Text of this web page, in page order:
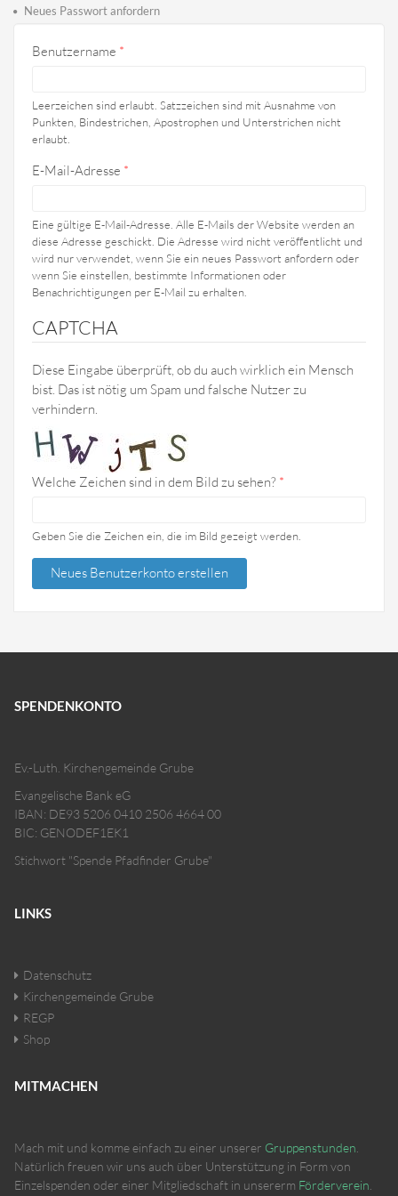
Neues Passwort anfordern
Benutzername *
Leerzeichen sind erlaubt. Satzzeichen sind mit Ausnahme von
Punkten, Bindestrichen, Apostrophen und Unterstrichen nicht
erlaubt.
E-Mail-Adresse *
Eine gültige E-Mail-Adresse. Alle E-Mails der Website werden an
diese Adresse geschickt. Die Adresse wird nicht veröffentlicht und
wird nur verwendet, wenn Sie ein neues Passwort anfordern oder
wenn Sie einstellen, bestimmte Informationen oder
Benachrichtigungen per E-Mail zu erhalten.
CAPTCHA
Diese Eingabe überprüft, ob du auch wirklich ein Mensch
bist. Das ist nötig um Spam und falsche Nutzer zu
verhindern.
Welche Zeichen sind in dem Bild zu sehen? *
Geben Sie die Zeichen ein, die im Bild gezeigt werden.
SPENDENKONTO
Ev.-Luth. Kirchengemeinde Grube
Evangelische Bank eG
IBAN: DE93 5206 0410 2506 4664 00
BIC: GENODEF1EK1
Stichwort "Spende Pfadfinder Grube"
LINKS
Datenschutz
Kirchengemeinde Grube
REGP
Shop
MITMACHEN
Mach mit und komme einfach zu einer unserer Gruppenstunden
Natürlich freuen wir uns auch über Unterstützung in Form von
Einzelspenden oder einer Mitgliedschaft in unsererm Förderverein